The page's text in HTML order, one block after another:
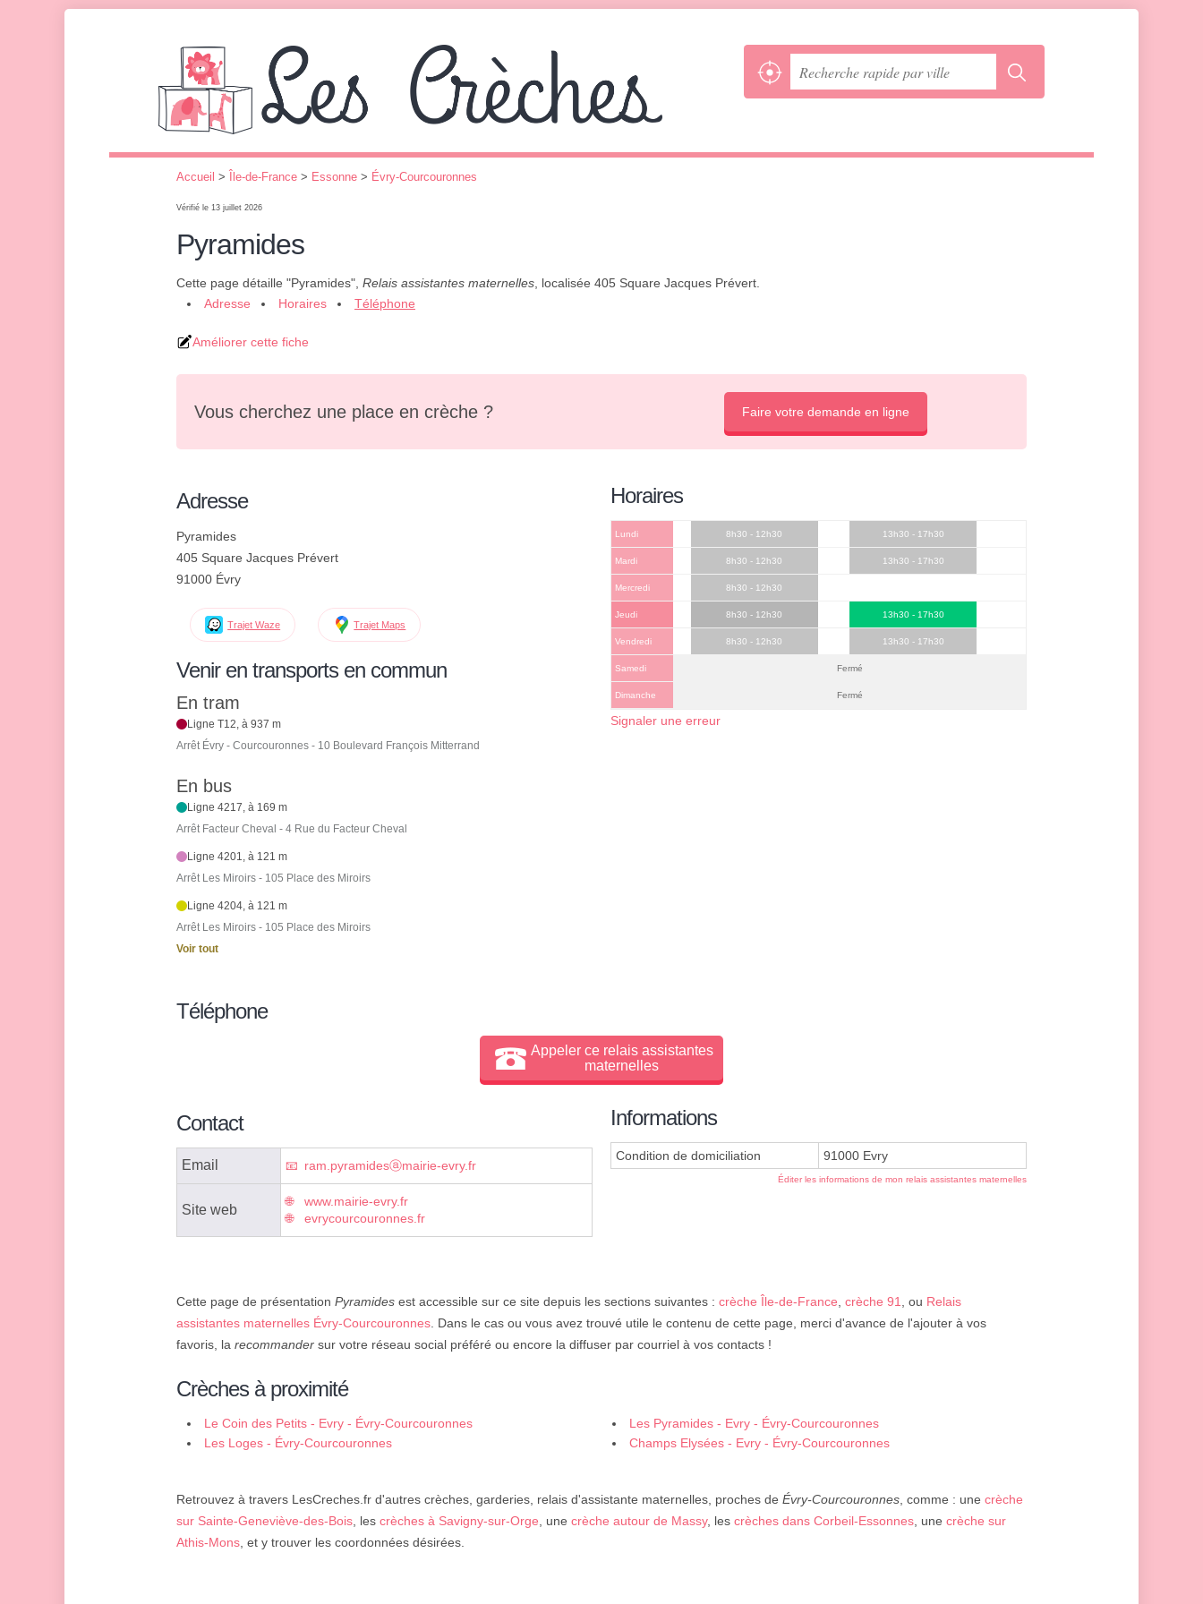
Accueil > Île-de-France > Essonne > Évry-Courcouronnes
Vérifié le 13 juillet 2026
Pyramides
Cette page détaille "Pyramides", Relais assistantes maternelles , localisée 405 Square Jacques Prévert.
Adresse
Horaires Téléphone
Améliorer cette fiche
Vous cherchez une place en crèche ? Faire votre demande en ligne
Adresse
Pyramides
405 Square Jacques Prévert
91000 Évry
Trajet Waze Trajet Maps
Venir en transports en commun
En tram
Ligne T12, à 937 m
Arrêt Évry - Courcouronnes - 10 Boulevard François Mitterrand
En bus
Ligne 4217, à 169 m
Arrêt Facteur Cheval - 4 Rue du Facteur Cheval
Ligne 4201, à 121 m
Arrêt Les Miroirs - 105 Place des Miroirs
Ligne 4204, à 121 m
Arrêt Les Miroirs - 105 Place des Miroirs
Voir tout
Horaires
Lundi 8h30 - 12h30 13h30 - 17h30
Mardi 8h30 - 12h30 13h30 - 17h30
Mercredi 8h30 - 12h30
Jeudi 8h30 - 12h30 13h30 - 17h30
Vendredi 8h30 - 12h30 13h30 - 17h30
Samedi Fermé
Dimanche Fermé
Signaler une erreur
Téléphone
Appeler ce relais assistantes
maternelles
Contact
Email ram.pyramidesⓐmairie-evry.fr
Site web
www.mairie-evry.fr
evrycourcouronnes.fr
Informations
Condition de domiciliation 91000 Evry
Éditer les informations de mon relais assistantes maternelles
Cette page de présentation Pyramides est accessible sur ce site depuis les sections suivantes : crèche Île-de-France, crèche 91, ou Relais
assistantes maternelles Évry-Courcouronnes. Dans le cas ou vous avez trouvé utile le contenu de cette page, merci d'avance de l'ajouter à vos
favoris, la recommander sur votre réseau social préféré ou encore la diffuser par courriel à vos contacts !
Crèches à proximité
Le Coin des Petits - Evry - Évry-Courcouronnes
Les Pyramides - Evry - Évry-Courcouronnes
Les Loges - Évry-Courcouronnes
Champs Elysées - Evry - Évry-Courcouronnes
Retrouvez à travers LesCreches.fr d'autres crèches, garderies, relais d'assistante maternelles, proches de Évry-Courcouronnes, comme : une crèche
sur Sainte-Geneviève-des-Bois, les crèches à Savigny-sur-Orge, une crèche autour de Massy, les crèches dans Corbeil-Essonnes, une crèche sur
Athis-Mons, et y trouver les coordonnées désirées.